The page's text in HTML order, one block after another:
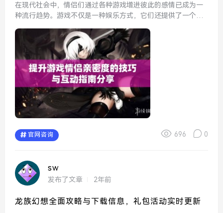
在现代社会中，情侣们通过各种游戏增进彼此的感情已成为一
种流行趋势。游戏不仅是一种娱乐方式，它们还提供了一个互
游戏中的情侣亲密度，需要一些巧妙的技巧和有效的互动方
式。以下将...
官网咨询 696 0
sw
发布了文章 2年前
龙族幻想全面攻略与下载信息，礼包活动实时更新